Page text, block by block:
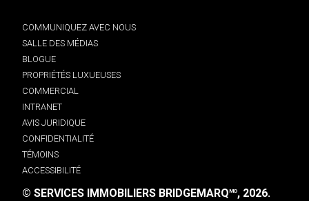
COMMUNIQUEZ AVEC NOUS
SALLE DES MÉDIAS
BLOGUE
PROPRIÉTÉS LUXUEUSES
COMMERCIAL
INTRANET
AVIS JURIDIQUE
CONFIDENTIALITÉ
TÉMOINS
ACCESSIBILITÉ
© SERVICES IMMOBILIERS BRIDGEMARQMD, 2026.